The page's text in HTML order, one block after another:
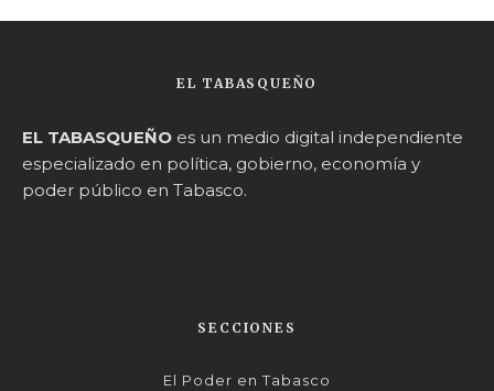
EL TABASQUEÑO
EL TABASQUEÑO es un medio digital independiente
especializado en política, gobierno, economía y
poder público en Tabasco.
SECCIONES
El Poder en Tabasco